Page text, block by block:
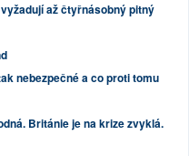
až čtyřnásobný pitný
nebezpečné a co proti tomu
Británie je na krize zvyklá.